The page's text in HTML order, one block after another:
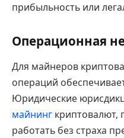
прибыльность или
Операционная
Для майнеров
операций
Юридические
майнинг криптовалют,
работать без страха